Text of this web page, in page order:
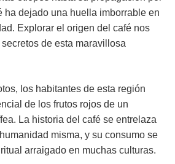
ha dejado una huella imborrable en
Explorar el origen del café nos
secretos de esta maravillosa
los habitantes de esta región
de los frutos rojos de un
La historia del café se entrelaza
misma, y su consumo se
arraigado en muchas culturas.